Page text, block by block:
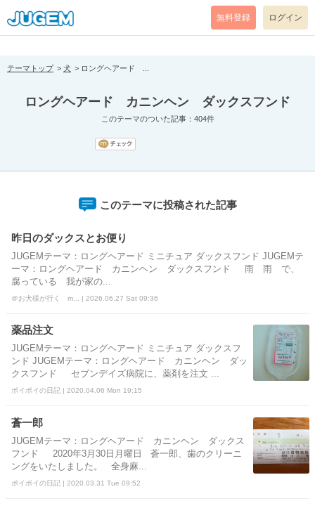
[pear_error: message="Success" code=0 mode=return level=notice
prefix="" info=""]
無料登録 ログイン
テーマトップ 犬 ロングヘアード ...
ロングヘアード カニンヘン ダックスフンド
このテーマのついた記事：404件
このテーマに投稿された記事
昨日のダックスとお便り
JUGEMテーマ：ロングヘアード ミニチュア ダックスフンド JUGEMテ
ーマ：ロングヘアード カニンヘン ダックスフンド 雨 雨 で、
腐っている 我が家の...
＠お犬様が行く m... | 2026.06.27 Sat 09:36
薬品注文
JUGEMテーマ：ロングヘアード ミニチュア ダックスフ
ンド JUGEMテーマ：ロングヘアード カニンヘン ダッ
クスフンド セブンデイズ病院に、薬剤を注文 ...
ポイポイの日記 | 2020.04.06 Mon 19:15
蒼一郎
JUGEMテーマ：ロングヘアード カニンヘン ダックス
フンド 2020年3月30日月曜日 蒼一郎、歯のクリーニ
ングをいたしました。 全身麻...
ポイポイの日記 | 2020.03.31 Tue 09:52